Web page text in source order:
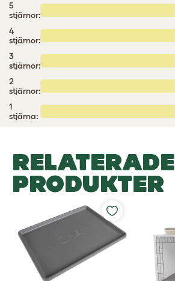
5
stjärnor:
4
stjärnor:
3
stjärnor:
2
stjärnor:
1
stjärna:
RELATERADE
PRODUKTER